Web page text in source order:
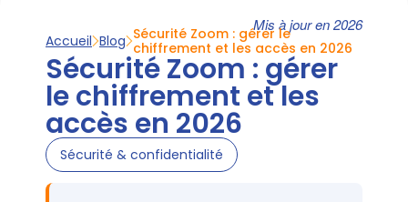
Mis à jour en 2026
Accueil Blog Sécurité Zoom : gérer le
chiffrement et les accès en 2026
Sécurité Zoom : gérer
le chiffrement et les
accès en 2026
Sécurité & confidentialité